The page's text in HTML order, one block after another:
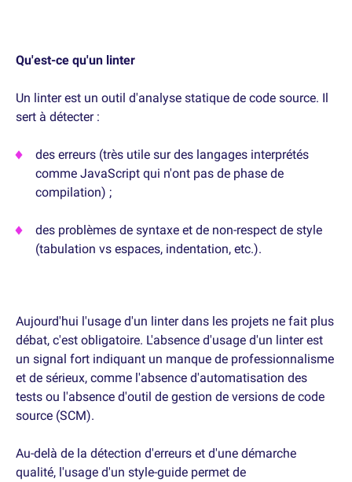
Qu'est-ce qu'un linter
Un linter est un outil d'analyse statique de code source. Il
des erreurs (très utile sur des langages interprétés
comme JavaScript qui n'ont pas de phase de
compilation) ;
des problèmes de syntaxe et de non-respect de style
(tabulation vs espaces, indentation, etc.).
Aujourd'hui l'usage d'un linter dans les projets ne fait plus
débat, c'est obligatoire. L'absence d'usage d'un linter est
un signal fort indiquant un manque de professionnalisme
et de sérieux, comme l'absence d'automatisation des
tests ou l'absence d'outil de gestion de versions de code
source (SCM).
Au-delà de la détection d'erreurs et d'une démarche
qualité, l'usage d'un style-guide permet de